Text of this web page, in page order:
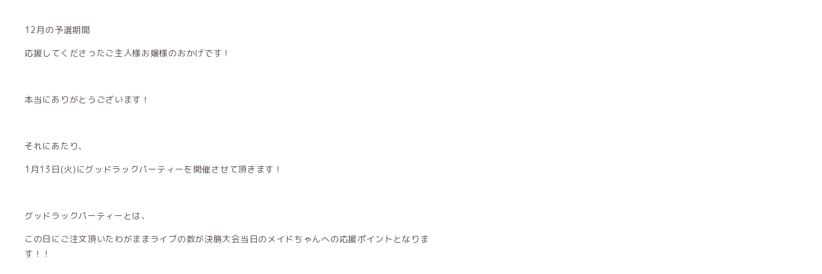
12月の予選期間
応援してくださったご主人様お嬢様のおかげです！
本当にありがとうございます︎︎︎︎！
それにあたり、
1月13日(火)にグッドラックパーティーを開催させて頂きます！
グッドラックパーティーとは、
この日にご注文頂いたわがままライブの数が決勝大会当日のメイドちゃんへの応援ポイントとなりま
す！！